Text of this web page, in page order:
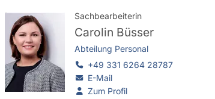
Sachbearbeiterin
Carolin Büsser
Abteilung Personal
+49 331 6264 28787
E-Mail
Zum Profil